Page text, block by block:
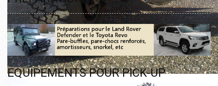
EQUIPEMENTS POUR PICK-UP